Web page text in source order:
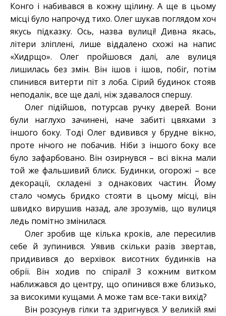
Конго і набивався в кожну щілину. А ще в цьому
місці було напрочуд тихо. Олег шукав поглядом хоч
якусь підказку. Ось, назва вулиці! Дивна якась,
літери зліплені, лише віддалено схожі на напис
«Хидрщо». Олег пройшовся далі, але вулиця
лишилась без змін. Він ішов і ішов, побіг, потім
спинився витерти піт з лоба. Сірий будинок стояв
неподалік, все ще далі, ніж здавалося спершу.
Олег підійшов, потурсав ручку дверей. Вони
були наглухо зачинені, наче забиті цвяхами з
іншого боку. Тоді Олег вдивився у брудне вікно,
проте нічого не побачив. Ніби з іншого боку все
було зафарбовано. Він озирнувся – всі вікна мали
той же фальшивий блиск. Будинки, огорожі – все
декорації, складені з однакових частин. Йому
стало чомусь бридко стояти в цьому місці, він
швидко вирушив назад, але зрозумів, що вулиця
ледь помітно змінилася.
Олег зробив ще кілька кроків, але пересилив
себе й зупинився. Уявив скільки разів звертав,
придивився до верхівок висотних будинків на
обрії. Він ходив по спіралі! З кожним витком
наближався до центру, що опинився вже близько,
за високими кущами. А може там все-таки вихід?
Він розсунув гілки та здригнувся. У великій ямі